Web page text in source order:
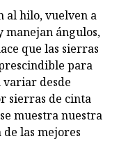
al hilo, vuelven a
manejan ángulos,
que las sierras
para
variar desde
sierras de cinta
muestra nuestra
las mejores